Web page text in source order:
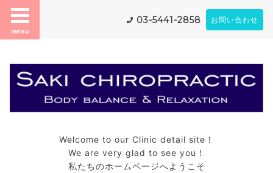
menu
03-5441-2858 お問い合わせ
Welcome to our Clinic detail site！
We are very glad to see you！
私たちのホームページへようこそ